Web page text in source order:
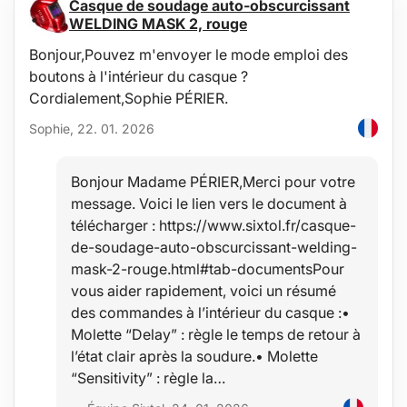
fonctionner
Caractéristiques techniques :
Capacité du réservoir : 350 ml
Tension de fonctionnement : DC 24 V/0,5 A / 110-250 V 50/60 Hz
Puissance : 12 W
Fréquence ultrasonique : 2,4 MHz
Dimensions : 22,5 x 17 x 17 cm
Niveau sonore : 35 dB
Matériau : PP (polypropylène), ABS
Modes de fonctionnement : 1H, 3H, 6H, ON fonctionnement
Longueur du câble d’alimentation : 160,5 cm
Couleur : bois blanc
Contenu de l’emballage :
1x mesurette pour l’eau
1x adaptateur secteur
1x petit pinceau de nettoyage
Casque de soudage auto-obscurcissant
WELDING MASK 2, rouge
Bonjour,Pouvez m'envoyer le mode emploi des
boutons à l'intérieur du casque ?
Cordialement,Sophie PÉRIER.
Sophie, 22. 01. 2026
Bonjour Madame PÉRIER,Merci pour votre
message. Voici le lien vers le document à
télécharger : https://www.sixtol.fr/casque-
de-soudage-auto-obscurcissant-welding-
mask-2-rouge.html#tab-documentsPour
vous aider rapidement, voici un résumé
des commandes à l’intérieur du casque :•
Molette “Delay” : règle le temps de retour à
l’état clair après la soudure.• Molette
“Sensitivity” : règle la…